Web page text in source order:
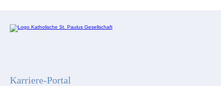
Karriere-Portal